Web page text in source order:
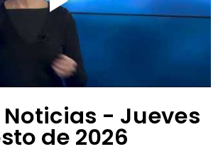
Noticias - Jueves
de 2026